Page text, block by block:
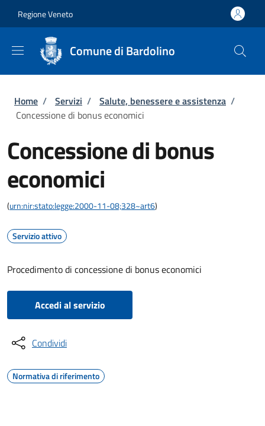
Regione Veneto
Comune di Bardolino
Briciole di pane
Home / Servizi / Salute, benessere e assistenza /
Concessione di bonus economici
Concessione di bonus
economici
(urn:nir:stato:legge:2000-11-08;328~art6)
Servizio attivo
Procedimento di concessione di bonus economici
Accedi al servizio
Condividi
Normativa di riferimento